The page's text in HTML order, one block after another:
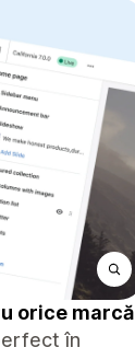
orice marcă
în